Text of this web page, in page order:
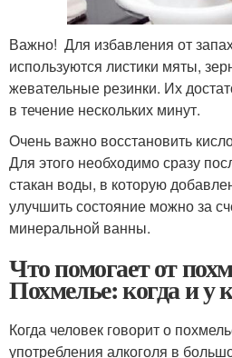
Важно! Для избавления от
используются листики мяты,
жевательные резинки. Их
в течение нескольких минут.
Очень важно восстановить
Для этого необходимо сразу
стакан воды, в которую
улучшить состояние можно за
минеральной ванны.
Что помогает от
Похмелье: когда и у
Когда человек говорит о
употребления алкоголя в